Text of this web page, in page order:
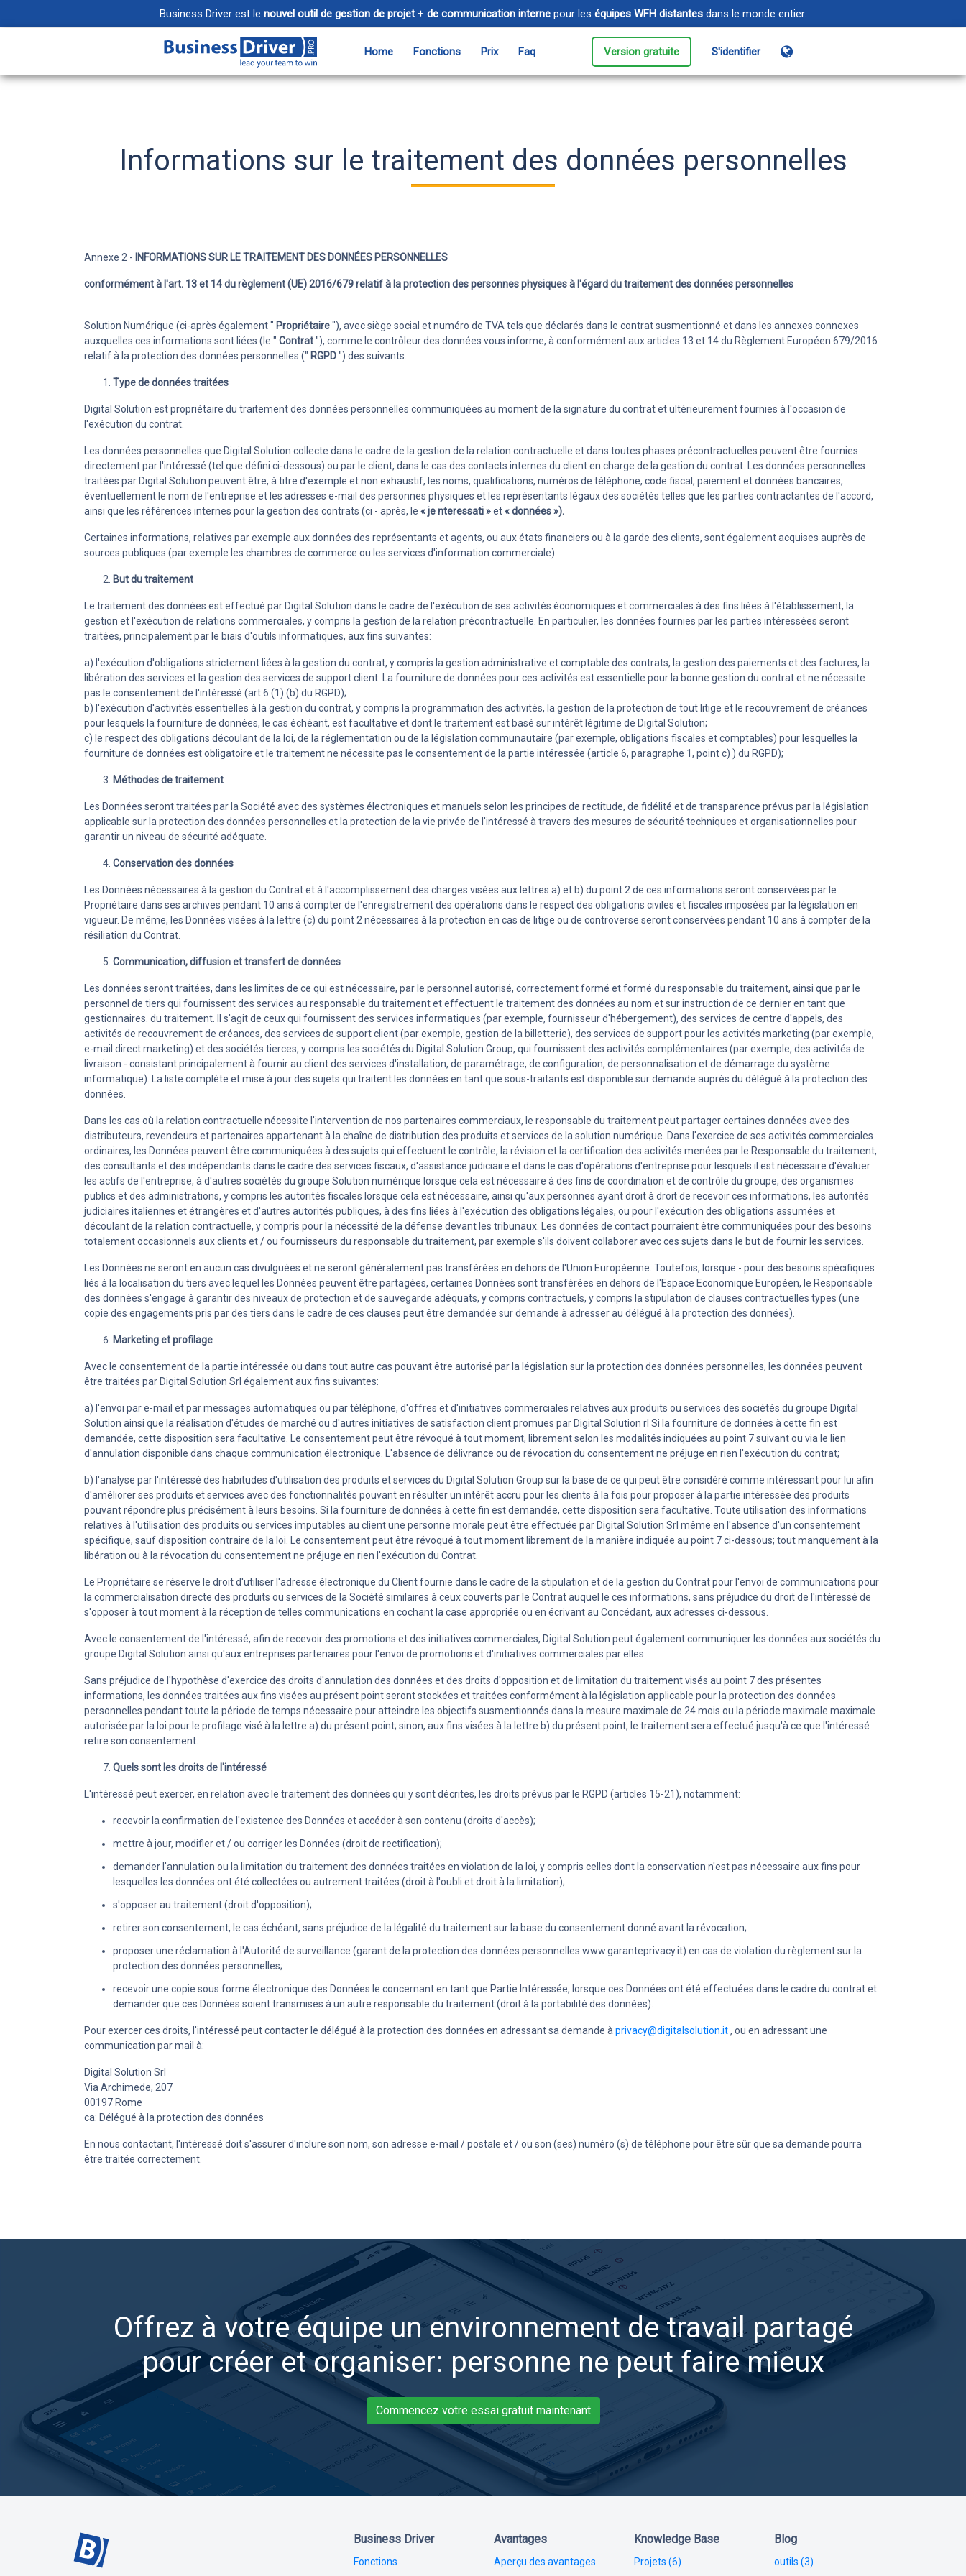
Business Driver est le nouvel outil de gestion de projet+ de communication interne pour les équipes WFH distantes dans le monde entier.
Home Fonctions
Email
Documents
fichiers sans limites
Ticketing
Gérez les demandes
Messages
Communiquez instantanément
Facturation électronique
gestion comptable de votre
Membres
Cloud Monitoring
Prix Faq Version gratuite S'identifier
Informations sur le traitement des données personnelles
Annexe 2 - INFORMATIONS SUR LE TRAITEMENT DES DONNÉES PERSONNELLES
conformément à l'art. 13 et 14 du règlement (UE) 2016/679 relatif à la protection des personnes physiques à l'égard du traitement des données personnelles
Solution Numérique (ci-après également " Propriétaire"), avec siège social et numéro de TVA tels que déclarés dans le contrat susmentionné et dans les annexes connexes
auxquelles ces informations sont liées (le " Contrat"), comme le contrôleur des données vous informe, à conformément aux articles 13 et 14 du Règlement Européen 679/2016
relatif à la protection des données personnelles (" RGPD") des suivants.
Type de données traitées
Digital Solution est propriétaire du traitement des données personnelles communiquées au moment de la signature du contrat et ultérieurement fournies à l'occasion de
l'exécution du contrat.
Les données personnelles que Digital Solution collecte dans le cadre de la gestion de la relation contractuelle et dans toutes phases précontractuelles peuvent être fournies
directement par l'intéressé (tel que défini ci-dessous) ou par le client, dans le cas des contacts internes du client en charge de la gestion du contrat. Les données personnelles
traitées par Digital Solution peuvent être, à titre d'exemple et non exhaustif, les noms, qualifications, numéros de téléphone, code fiscal, paiement et données bancaires,
éventuellement le nom de l'entreprise et les adresses e-mail des personnes physiques et les représentants légaux des sociétés telles que les parties contractantes de l'accord,
ainsi que les références internes pour la gestion des contrats (ci - après, le « jenteressati »et« données »).
Certaines informations, relatives par exemple aux données des représentants et agents, ou aux états financiers ou à la garde des clients, sont également acquises auprès de
sources publiques (par exemple les chambres de commerce ou les services d'information commerciale).
But du traitement
Le traitement des données est effectué par Digital Solution dans le cadre de l'exécution de ses activités économiques et commerciales à des fins liées à l'établissement, la
gestion et l'exécution de relations commerciales, y compris la gestion de la relation précontractuelle. En particulier, les données fournies par les parties intéressées seront
traitées, principalement par le biais d'outils informatiques, aux fins suivantes:
a) l'exécution d'obligations strictement liées à la gestion du contrat, y compris la gestion administrative et comptable des contrats, la gestion des paiements et des factures, la
libération des services et la gestion des services de support client. La fourniture de données pour ces activités est essentielle pour la bonne gestion du contrat et ne nécessite
pas le consentement de l'intéressé (art.6 (1) (b) du RGPD);
b) l'exécution d'activités essentielles à la gestion du contrat, y compris la programmation des activités, la gestion de la protection de tout litige et le recouvrement de créances
pour lesquels la fourniture de données, le cas échéant, est facultative et dont le traitement est basé sur intérêt légitime de Digital Solution;
c) le respect des obligations découlant de la loi, de la réglementation ou de la législation communautaire (par exemple, obligations fiscales et comptables) pour lesquelles la
fourniture de données est obligatoire et le traitement ne nécessite pas le consentement de la partie intéressée (article 6, paragraphe 1, point c) ) du RGPD);
Méthodes de traitement
Les Données seront traitées par la Société avec des systèmes électroniques et manuels selon les principes de rectitude, de fidélité et de transparence prévus par la législation
applicable sur la protection des données personnelles et la protection de la vie privée de l'intéressé à travers des mesures de sécurité techniques et organisationnelles pour
garantir un niveau de sécurité adéquate.
Conservation des données
Les Données nécessaires à la gestion du Contrat et à l'accomplissement des charges visées aux lettres a) et b) du point 2 de ces informations seront conservées par le
Propriétaire dans ses archives pendant 10 ans à compter de l'enregistrement des opérations dans le respect des obligations civiles et fiscales imposées par la législation en
vigueur. De même, les Données visées à la lettre (c) du point 2 nécessaires à la protection en cas de litige ou de controverse seront conservées pendant 10 ans à compter de la
résiliation du Contrat.
Communication, diffusion et transfert de données
Les données seront traitées, dans les limites de ce qui est nécessaire, par le personnel autorisé, correctement formé et formé du responsable du traitement, ainsi que par le
personnel de tiers qui fournissent des services au responsable du traitement et effectuent le traitement des données au nom et sur instruction de ce dernier en tant que
gestionnaires. du traitement. Il s'agit de ceux qui fournissent des services informatiques (par exemple, fournisseur d'hébergement), des services de centre d'appels, des
activités de recouvrement de créances, des services de support client (par exemple, gestion de la billetterie), des services de support pour les activités marketing (par exemple,
e-mail direct marketing) et des sociétés tierces, y compris les sociétés du Digital Solution Group, qui fournissent des activités complémentaires (par exemple, des activités de
livraison - consistant principalement à fournir au client des services d'installation, de paramétrage, de configuration, de personnalisation et de démarrage du système
informatique). La liste complète et mise à jour des sujets qui traitent les données en tant que sous-traitants est disponible sur demande auprès du délégué à la protection des
données.
Dans les cas où la relation contractuelle nécessite l'intervention de nos partenaires commerciaux, le responsable du traitement peut partager certaines données avec des
distributeurs, revendeurs et partenaires appartenant à la chaîne de distribution des produits et services de la solution numérique. Dans l'exercice de ses activités commerciales
ordinaires, les Données peuvent être communiquées à des sujets qui effectuent le contrôle, la révision et la certification des activités menées par le Responsable du traitement,
des consultants et des indépendants dans le cadre des services fiscaux, d'assistance judiciaire et dans le cas d'opérations d'entreprise pour lesquels il est nécessaire d'évaluer
les actifs de l'entreprise, à d'autres sociétés du groupe Solution numérique lorsque cela est nécessaire à des fins de coordination et de contrôle du groupe, des organismes
publics et des administrations, y compris les autorités fiscales lorsque cela est nécessaire, ainsi qu'aux personnes ayant droit à droit de recevoir ces informations, les autorités
judiciaires italiennes et étrangères et d'autres autorités publiques, à des fins liées à l'exécution des obligations légales, ou pour l'exécution des obligations assumées et
découlant de la relation contractuelle, y compris pour la nécessité de la défense devant les tribunaux. Les données de contact pourraient être communiquées pour des besoins
totalement occasionnels aux clients et / ou fournisseurs du responsable du traitement, par exemple s'ils doivent collaborer avec ces sujets dans le but de fournir les services.
Les Données ne seront en aucun cas divulguées et ne seront généralement pas transférées en dehors de l'Union Européenne. Toutefois, lorsque - pour des besoins spécifiques
liés à la localisation du tiers avec lequel les Données peuvent être partagées, certaines Données sont transférées en dehors de l'Espace Economique Européen, le Responsable
des données s'engage à garantir des niveaux de protection et de sauvegarde adéquats, y compris contractuels, y compris la stipulation de clauses contractuelles types (une
copie des engagements pris par des tiers dans le cadre de ces clauses peut être demandée sur demande à adresser au délégué à la protection des données).
Marketing et profilage
Avec le consentement de la partie intéressée ou dans tout autre cas pouvant être autorisé par la législation sur la protection des données personnelles, les données peuvent
être traitées par Digital Solution Srl également aux fins suivantes:
a) l'envoi par e-mail et par messages automatiques ou par téléphone, d'offres et d'initiatives commerciales relatives aux produits ou services des sociétés du groupe Digital
Solution ainsi que la réalisation d'études de marché ou d'autres initiatives de satisfaction client promues par Digital Solution rl Si la fourniture de données à cette fin est
demandée, cette disposition sera facultative. Le consentement peut être révoqué à tout moment, librement selon les modalités indiquées au point 7 suivant ou via le lien
d'annulation disponible dans chaque communication électronique. L'absence de délivrance ou de révocation du consentement ne préjuge en rien l'exécution du contrat;
b) l'analyse par l'intéressé des habitudes d'utilisation des produits et services du Digital Solution Group sur la base de ce qui peut être considéré comme intéressant pour lui afin
d'améliorer ses produits et services avec des fonctionnalités pouvant en résulter un intérêt accru pour les clients à la fois pour proposer à la partie intéressée des produits
pouvant répondre plus précisément à leurs besoins. Si la fourniture de données à cette fin est demandée, cette disposition sera facultative. Toute utilisation des informations
relatives à l'utilisation des produits ou services imputables au client une personne morale peut être effectuée par Digital Solution Srl même en l'absence d'un consentement
spécifique, sauf disposition contraire de la loi. Le consentement peut être révoqué à tout moment librement de la manière indiquée au point 7 ci-dessous; tout manquement à la
libération ou à la révocation du consentement ne préjuge en rien l'exécution du Contrat.
Le Propriétaire se réserve le droit d'utiliser l'adresse électronique du Client fournie dans le cadre de la stipulation et de la gestion du Contrat pour l'envoi de communications pour
la commercialisation directe des produits ou services de la Société similaires à ceux couverts par le Contrat auquel le ces informations, sans préjudice du droit de l'intéressé de
s'opposer à tout moment à la réception de telles communications en cochant la case appropriée ou en écrivant au Concédant, aux adresses ci-dessous.
Avec le consentement de l'intéressé, afin de recevoir des promotions et des initiatives commerciales, Digital Solution peut également communiquer les données aux sociétés du
groupe Digital Solution ainsi qu'aux entreprises partenaires pour l'envoi de promotions et d'initiatives commerciales par elles.
Sans préjudice de l'hypothèse d'exercice des droits d'annulation des données et des droits d'opposition et de limitation du traitement visés au point 7 des présentes
informations, les données traitées aux fins visées au présent point seront stockées et traitées conformément à la législation applicable pour la protection des données
personnelles pendant toute la période de temps nécessaire pour atteindre les objectifs susmentionnés dans la mesure maximale de 24 mois ou la période maximale maximale
autorisée par la loi pour le profilage visé à la lettre a) du présent point; sinon, aux fins visées à la lettre b) du présent point, le traitement sera effectué jusqu'à ce que l'intéressé
retire son consentement.
Quels sont les droits de l'intéressé
L'intéressé peut exercer, en relation avec le traitement des données qui y sont décrites, les droits prévus par le RGPD (articles 15-21), notamment:
recevoir la confirmation de l'existence des Données et accéder à son contenu (droits d'accès);
mettre à jour, modifier et / ou corriger les Données (droit de rectification);
demander l'annulation ou la limitation du traitement des données traitées en violation de la loi, y compris celles dont la conservation n'est pas nécessaire aux fins pour
lesquelles les données ont été collectées ou autrement traitées (droit à l'oubli et droit à la limitation);
s'opposer au traitement (droit d'opposition);
retirer son consentement, le cas échéant, sans préjudice de la légalité du traitement sur la base du consentement donné avant la révocation;
proposer une réclamation à l'Autorité de surveillance (garant de la protection des données personnelles www.garanteprivacy.it) en cas de violation du règlement sur la
protection des données personnelles;
recevoir une copie sous forme électronique des Données le concernant en tant que Partie Intéressée, lorsque ces Données ont été effectuées dans le cadre du contrat et
demander que ces Données soient transmises à un autre responsable du traitement (droit à la portabilité des données).
Pour exercer ces droits, l'intéressé peut contacter le délégué à la protection des données en adressant sa demande à privacy@digitalsolution.it, ou en adressant une
communication par mail à:
Digital Solution Srl
Via Archimede, 207
00197 Rome
ca: Délégué à la protection des données
En nous contactant, l'intéressé doit s'assurer d'inclure son nom, son adresse e-mail / postale et / ou son (ses) numéro (s) de téléphone pour être sûr que sa demande pourra
être traitée correctement.
Offrez à votre équipe un environnement de travail partagé
pour créer et organiser: personne ne peut faire mieux
Commencez votre essai gratuit maintenant
Business Driver
Fonctions
Avantages
Aperçu des avantages
Knowledge Base
Projets (6)
Blog
outils (3)